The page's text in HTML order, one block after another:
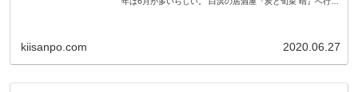
kiisanpo.com 2020.06.27